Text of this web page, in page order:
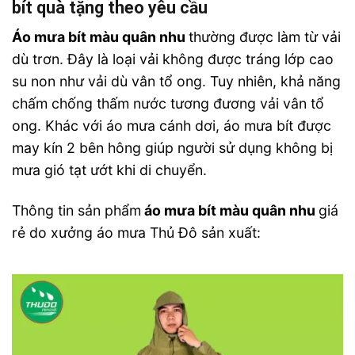
bít quà tặng theo yêu cầu
Áo mưa bít màu quân nhu thường được làm từ vải
dù trơn. Đây là loại vải không được tráng lớp cao
su non như vải dù vân tổ ong. Tuy nhiên, khả năng
chấm chống thấm nước tương đương vải vân tổ
ong. Khác với áo mưa cánh dơi, áo mưa bít được
may kín 2 bên hông giúp người sử dụng không bị
mưa gió tạt ướt khi di chuyển.
Thông tin sản phẩm áo mưa bít màu quân nhu giá
rẻ do xưởng áo mưa Thủ Đô sản xuất: